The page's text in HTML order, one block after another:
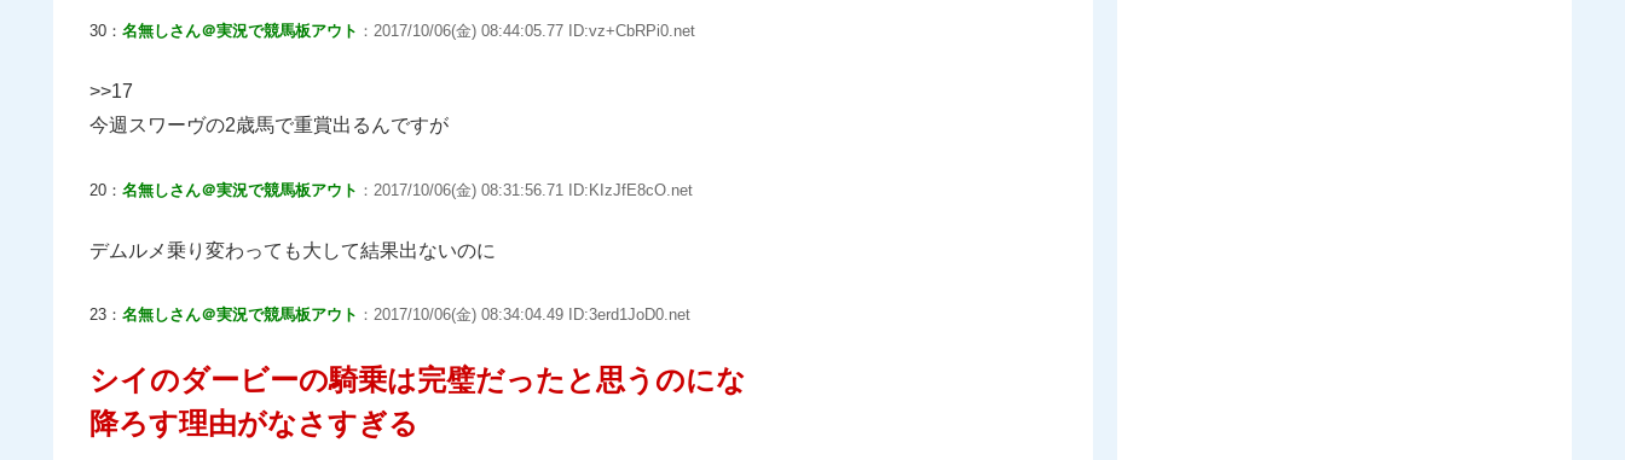
30： 名無しさん＠実況で競馬板アウト ：2017/10/06(金) 08:44:05.77 ID:vz+CbRPi0.net
>>17
今週スワーヴの2歳馬で重賞出るんですが
20： 名無しさん＠実況で競馬板アウト ：2017/10/06(金) 08:31:56.71 ID:KIzJfE8cO.net
デムルメ乗り変わっても大して結果出ないのに
23： 名無しさん＠実況で競馬板アウト ：2017/10/06(金) 08:34:04.49 ID:3erd1JoD0.net
シイのダービーの騎乗は完璧だったと思うのにな
降ろす理由がなさすぎる